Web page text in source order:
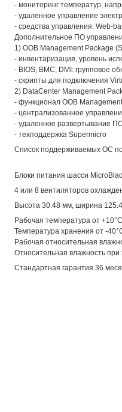
- мониторинг температур,
- удаленное управление
- средства управления: Web-
Дополнительное ПО
1) OOB Management Package
- инвентаризация, уровень
- BIOS, BMC, DMI: групповое
- скрипты для подключения
2) DataCenter Management
- функционал OOB
- централизованное
- удаленное развертывание
- техподдержка Supermicro
Список поддерживаемых ОС
Блоки питания шасси
4 или 8 вентиляторов
Высота 30.48 мм, ширина
Рабочая температура от
Температура хранения от -
Рабочая относительная
Относительная влажность
Стандартная гарантия 36